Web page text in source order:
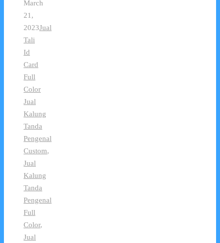
March
21,
2023Jual
Tali
Id
Card
Full
Color
Jual
Kalung
Tanda
Pengenal
Custom,
Jual
Kalung
Tanda
Pengenal
Full
Color,
Jual